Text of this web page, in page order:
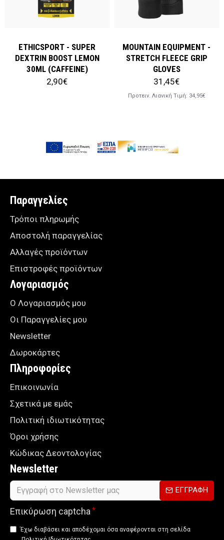
ETHICSPORT - SUPER
DEXTRIN BOOST LEMON
30ML (CAFFEINE)
2,90€
MOUNTAIN EQUIPMENT -
STRETCH FLEECE GRIP
GLOVES
31,45€
Προτειν. Λιανική Tιμή: 34,95€
Παραγγελίες
Τρόποι πληρωμής
Αποστολή παραγγελίας
Αλλαγές προϊόντων
Επιστροφές προϊόντων
Λογαριασμός
Ο Λογαριασμός μου
Οι Παραγγελίες μου
Newsletter
Δωροκάρτες
Πληροφορίες
Επικοινωνία
Σχετικά με εμάς
Πολιτική ιδιωτικότητας
Όροι χρήσης
Κώδικας Δεοντολογίας
Newsletter
ΕΓΓΡΑΦΗ
Επικύρωση captcha
Έχω διαβάσει και αποδέχομαι όσα αναφέρονται στη σελίδα